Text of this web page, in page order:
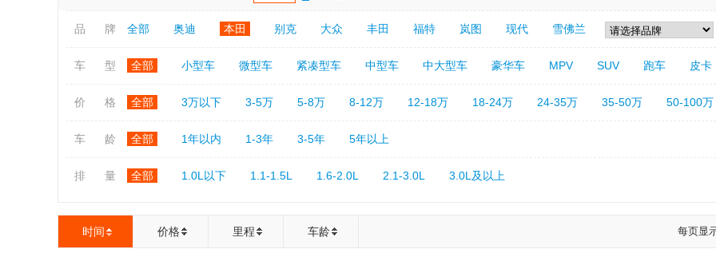
品 牌 全部 奥迪 本田 别克 大众 丰田 福特 岚图 现代 雪佛兰
车 型 全部 小型车 微型车 紧凑型车 中型车 中大型车 豪华车 MPV SUV 跑车 皮卡
价 格 全部 3万以下 3-5万 5-8万 8-12万 12-18万 18-24万 24-35万 35-50万 50-100万
车 龄 全部 1年以内 1-3年 3-5年 5年以上
排 量 全部 1.0L以下 1.1-1.5L 1.6-2.0L 2.1-3.0L 3.0L及以上
时间 价格 里程 车龄 每页显